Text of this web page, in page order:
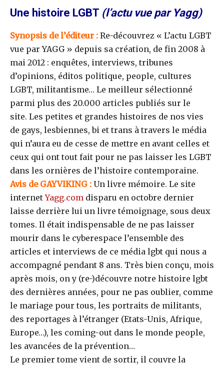
Une histoire LGBT (l’actu vue par Yagg)
Synopsis de l’éditeur : Re-découvrez « L’actu LGBT
vue par YAGG » depuis sa création, de fin 2008 à
mai 2012 : enquêtes, interviews, tribunes
d’opinions, éditos politique, people, cultures
LGBT, militantisme… Le meilleur sélectionné
parmi plus des 20.000 articles publiés sur le
site. Les petites et grandes histoires de nos vies
de gays, lesbiennes, bi et trans à travers le média
qui n’aura eu de cesse de mettre en avant celles et
ceux qui ont tout fait pour ne pas laisser les LGBT
dans les ornières de l’histoire contemporaine.
Avis de GAYVIKING : Un livre mémoire. Le site
internetYagg.com disparu en octobre dernier
laisse derrière lui un livre témoignage, sous deux
tomes. Il était indispensable de ne pas laisser
mourir dans le cyberespace l’ensemble des
articles et interviews de ce média lgbt qui nous a
accompagné pendant 8 ans. Très bien conçu, mois
après mois, on y (re-)découvre notre histoire lgbt
des dernières années, pour ne pas oublier, comme
le mariage pour tous, les portraits de militants,
des reportages à l’étranger (Etats-Unis, Afrique,
Europe…), les coming-out dans le monde people,
les avancées de la prévention…
Le premier tome vient de sortir, il couvre la